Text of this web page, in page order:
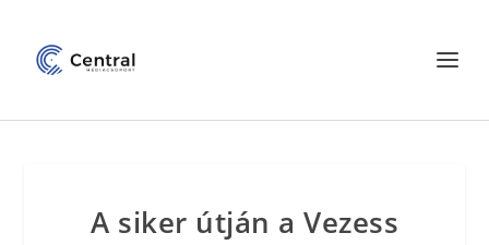
A siker útján a Vezess